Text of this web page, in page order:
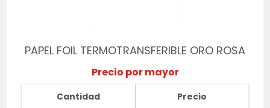
PAPEL FOIL TERMOTRANSFERIBLE ORO ROSA
Precio por mayor
Cantidad Precio